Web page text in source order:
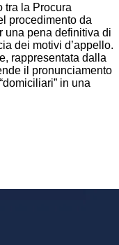
tra la Procura
procedimento da
una pena definitiva di
dei motivi d’appello.
rappresentata dalla
il pronunciamento
in una